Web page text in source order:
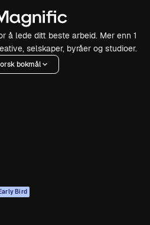
å lede ditt beste arbeid. Mer enn 1
selskaper, byråer og studioer.
bokmål
Bird